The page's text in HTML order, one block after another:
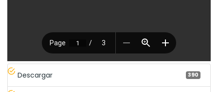
Descargar 390